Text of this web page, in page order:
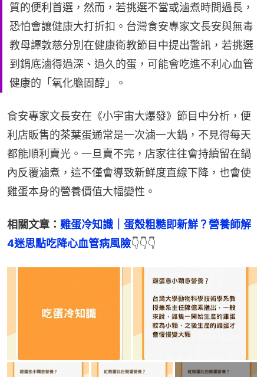
質的便利首選，然而，若挑選不當或滷煮時間過長，
恐怕會讓健康大打折扣。台灣食安專家文長安與無毒
教母譚敦慈分別在健康衛教節目中提出警訊，若挑選
到鍋底滷得過深、過久的蛋，可能會吃進不利心血管
健康的「氧化膽固醇」。
食安專家文長安在《小宇宙大爆發》節目中分析，便
利店販售的茶葉蛋通常是一次滷一大鍋，不見得每天
都能順利賣光。一旦賣不完，店家往往會持續留在鍋
內反覆滷煮，這不僅會導致新鮮度直線下降，也會使
雞蛋本身的營養價值大幅變性。
相關文章： 雞蛋冷知識｜蛋殼粗糙即新鮮？營養師解
4迷思點吃降心血管病風險👇👇👇